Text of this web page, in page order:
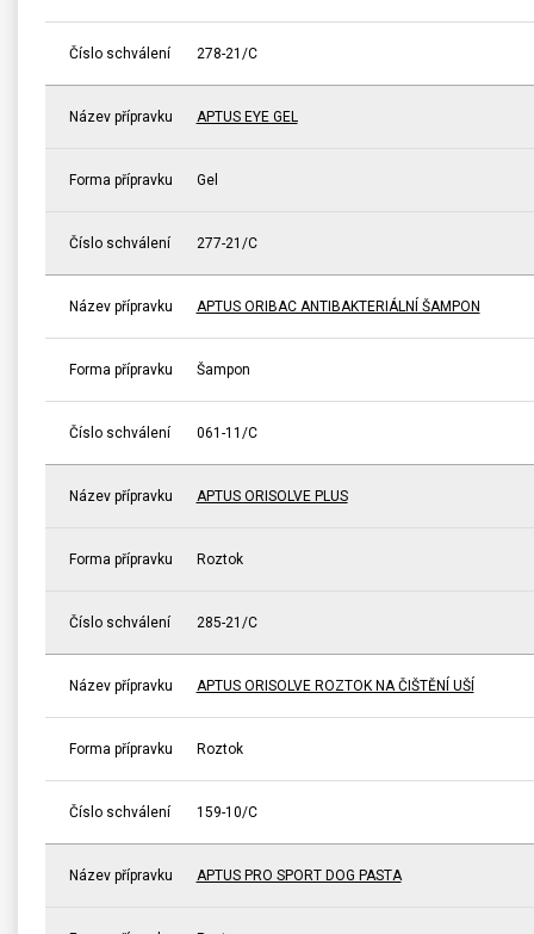
Číslo schválení 278-21/C
Název přípravku APTUS EYE GEL
Forma přípravku Gel
Číslo schválení 277-21/C
Název přípravku APTUS ORIBAC ANTIBAKTERIÁLNÍ ŠAMPON
Forma přípravku Šampon
Číslo schválení 061-11/C
Název přípravku APTUS ORISOLVE PLUS
Forma přípravku Roztok
Číslo schválení 285-21/C
Název přípravku APTUS ORISOLVE ROZTOK NA ČIŠTĚNÍ UŠÍ
Forma přípravku Roztok
Číslo schválení 159-10/C
Název přípravku APTUS PRO SPORT DOG PASTA